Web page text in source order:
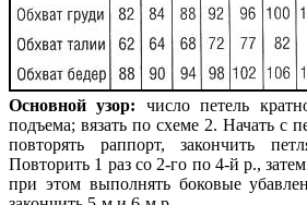
Основной узор: число петель
подъема; вязать по схеме 2. Начать с
повторять раппорт, закончить
Повторить 1 раз со 2-го по 4-й р.,
при этом выполнять боковые